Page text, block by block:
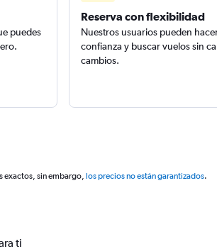
puedes
Reserva con flexibilidad
Nuestros usuarios pueden
confianza y buscar vuelos sin
cambios.
exactos, sin embargo, los precios no están garantizados.
ti